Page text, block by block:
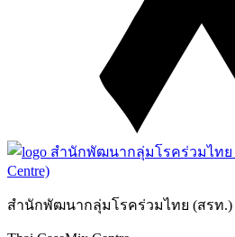
สำนักพัฒนากลุ่มโรคร่วมไทย (สรท.)